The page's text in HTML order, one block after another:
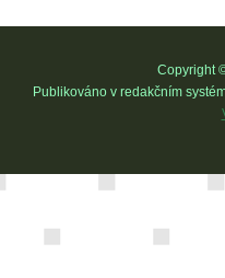
Copyright
Publikováno v redakčním